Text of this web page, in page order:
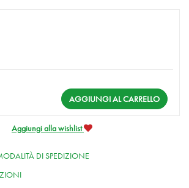
AGGIUNGI AL CARRELLO
Aggiungi alla wishlist
DI SPEDIZIONE